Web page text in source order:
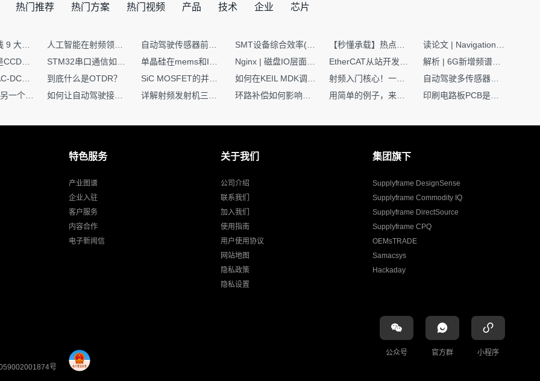
热门推荐 热门方案 热门视频 产品 技术 企业 芯片
到底什么是OTDR？
特色服务
产业图谱
企业入驻
客户服务
内容合作
电子新闻信
关于我们
公司介绍
联系我们
加入我们
使用指南
用户使用协议
网站地图
隐私政策
隐私设置
集团旗下
Supplyframe DesignSense
Supplyframe Commodity IQ
Supplyframe DirectSource
Supplyframe CPQ
OEMsTRADE
Samacsys
Hackaday
号
公众号 官方群 小程序